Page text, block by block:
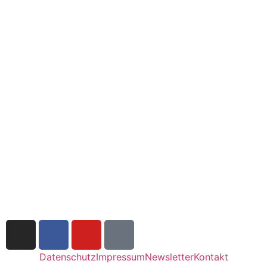
DatenschutzImpressumNewsletterKontakt